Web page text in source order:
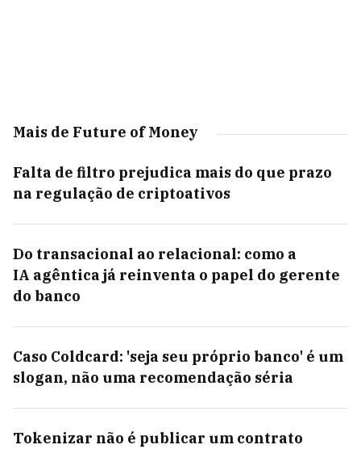
Mais de Future of Money
Falta de filtro prejudica mais do que prazo
na regulação de criptoativos
Do transacional ao relacional: como a
IA agêntica já reinventa o papel do gerente
do banco
Caso Coldcard: 'seja seu próprio banco' é um
slogan, não uma recomendação séria
Tokenizar não é publicar um contrato